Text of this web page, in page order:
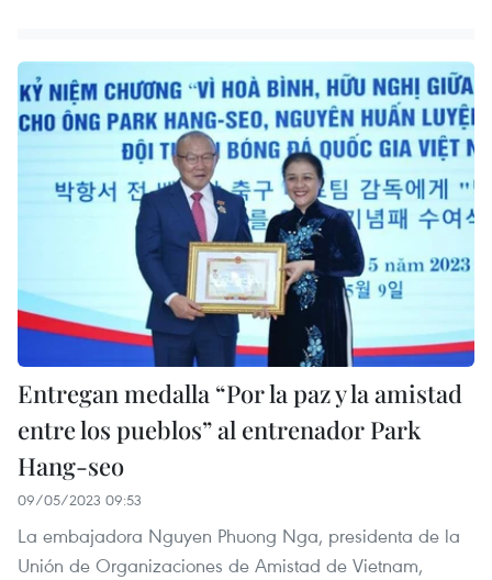
Entregan medalla “Por la paz y la amistad
entre los pueblos” al entrenador Park
Hang-seo
09/05/2023 09:53
La embajadora Nguyen Phuong Nga, presidenta de la
Unión de Organizaciones de Amistad de Vietnam,